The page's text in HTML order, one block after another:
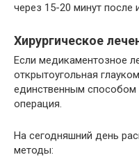
через 15-20 минут после
Хирургическое
Если медикаментозное
открытоугольная
единственным способом
операция.
На сегодняшний день
методы: